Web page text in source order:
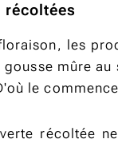
récoltées
les
mûre
le
récoltée